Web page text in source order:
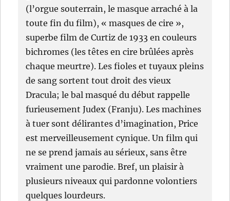
(l’orgue souterrain, le masque arraché à la
toute fin du film), « masques de cire »,
superbe film de Curtiz de 1933 en couleurs
bichromes (les têtes en cire brûlées après
chaque meurtre). Les fioles et tuyaux pleins
de sang sortent tout droit des vieux
Dracula; le bal masqué du début rappelle
furieusement Judex (Franju). Les machines
à tuer sont délirantes d’imagination, Price
est merveilleusement cynique. Un film qui
ne se prend jamais au sérieux, sans être
vraiment une parodie. Bref, un plaisir à
plusieurs niveaux qui pardonne volontiers
quelques lourdeurs.